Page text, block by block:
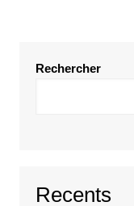
Rechercher
Recents